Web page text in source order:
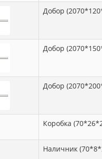
Добор
Добор
Добор
Коробка
Наличник